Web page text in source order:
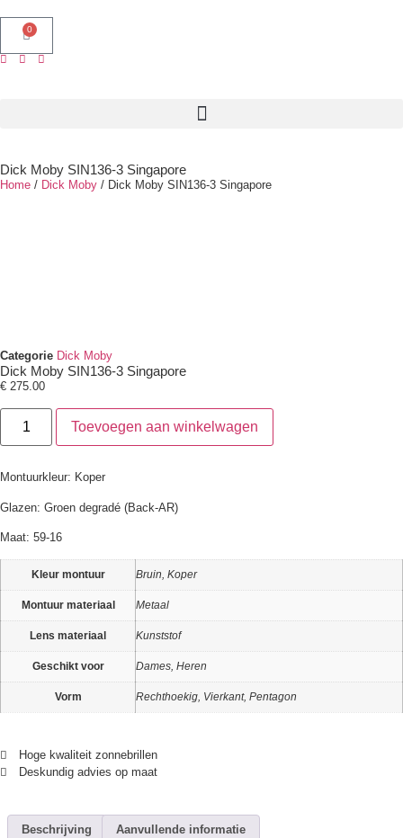
0
Dick Moby SIN136-3 Singapore
Home / Dick Moby / Dick Moby SIN136-3 Singapore
Categorie Dick Moby
Dick Moby SIN136-3 Singapore
€ 275.00
Toevoegen aan winkelwagen
Montuurkleur: Koper
Glazen: Groen degradé (Back-AR)
Maat: 59-16
Kleur montuur Bruin, Koper
Montuur materiaal Metaal
Lens materiaal Kunststof
Geschikt voor Dames, Heren
Vorm Rechthoekig, Vierkant, Pentagon
Hoge kwaliteit zonnebrillen
Deskundig advies op maat
Beschrijving Aanvullende informatie